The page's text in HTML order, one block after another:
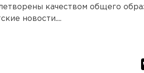
качеством общего
новости....